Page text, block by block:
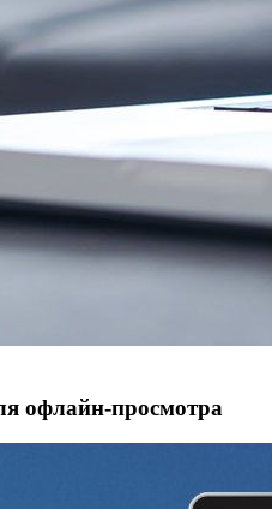
офлайн‑просмотра